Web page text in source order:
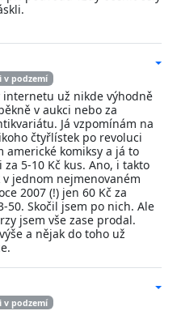
v podzemí
internetu už nikde výhodně
v aukci nebo za
Já vzpomínám na
čtyřlístek po revoluci
americké komiksy a já to
5-10 Kč kus. Ano, i takto
jednom nejmenovaném
2007 (!) jen 60 Kč za
50. Skočil jsem po nich. Ale
jsem vše zase prodal.
a nějak do toho už
v podzemí